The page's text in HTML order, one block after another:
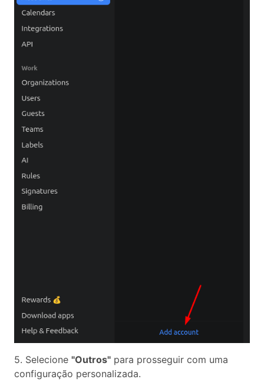
5. Selecione "Outros" para prosseguir com uma
configuração personalizada.